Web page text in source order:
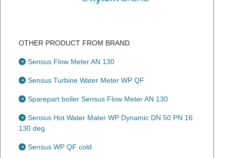
OTHER PRODUCT FROM BRAND
Sensus Flow Meter AN 130
Sensus Turbine Water Meter WP QF
Sparepart boiler Sensus Flow Meter AN 130
Sensus Hot Water Mater WP Dynamic DN 50 PN 16
130 deg
Sensus WP QF cold